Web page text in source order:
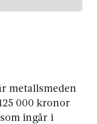
metallsmeden
000 kronor
ingår i